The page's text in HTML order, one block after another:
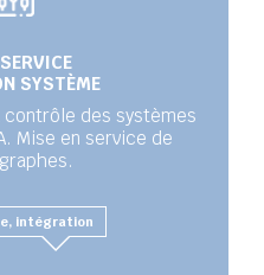
SYSTÈME
des systèmes
Mise en service de
intégration